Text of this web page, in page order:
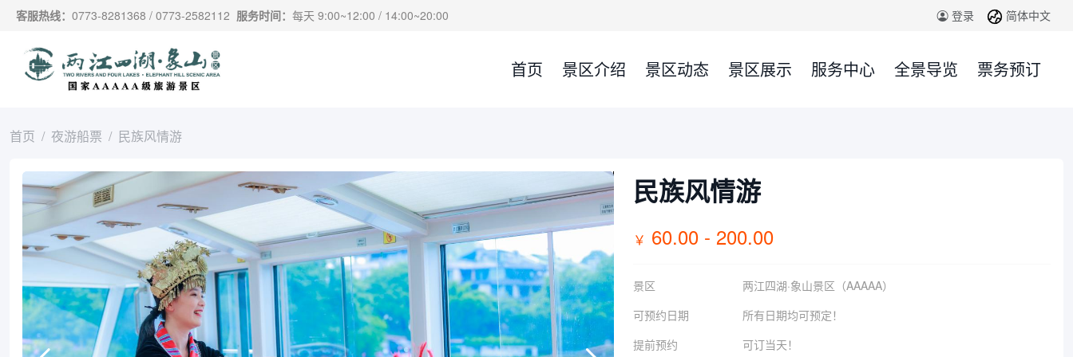
跳过导航，进入主要内容
客服热线： 0773-8281368 / 0773-2582112 服务时间： 每天 9:00~12:00 / 14:00~20:00 登录 简体中文
首页 景区介绍 景区动态 景区展示 服务中心 全景导览 票务预订
首页 夜游船票 民族风情游
民族风情游
￥ 60.00 - 200.00
景区
两江四湖·象山景区（AAAAA）
可预约日期
所有日期均可预定！
提前预约
可订当天！